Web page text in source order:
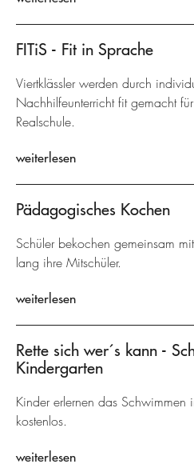
FITiS - Fit in Sprache
Viertklässler werden durch
Nachhilfeunterricht fit gemacht
Realschule.
weiterlesen
Pädagogisches Kochen
Schüler bekochen gemeinsam
lang ihre Mitschüler.
weiterlesen
Rette sich wer´s kann -
Kindergarten
Kinder erlernen das Schwimmen
kostenlos.
weiterlesen